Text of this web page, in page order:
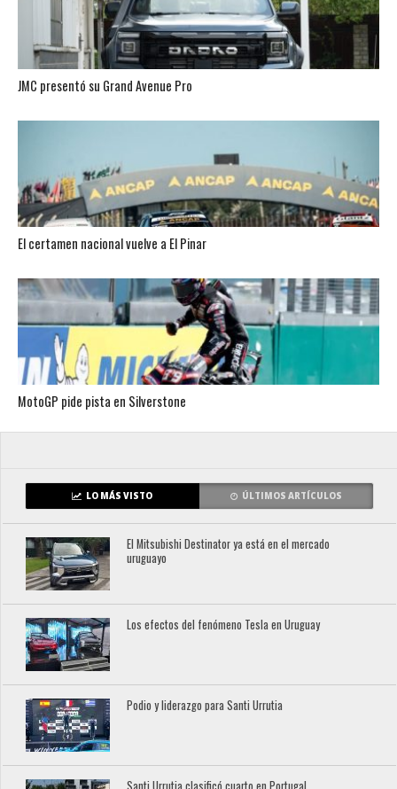
JMC presentó su Grand Avenue Pro
El certamen nacional vuelve a El Pinar
MotoGP pide pista en Silverstone
LO MÁS VISTO ÚLTIMOS ARTÍCULOS
El Mitsubishi Destinator ya está en el mercado
uruguayo
Los efectos del fenómeno Tesla en Uruguay
Podio y liderazgo para Santi Urrutia